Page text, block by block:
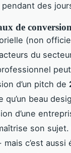
des
de
(non
du
d’un pitch de
qu’un beau
d’une
son sujet.
c’est aussi